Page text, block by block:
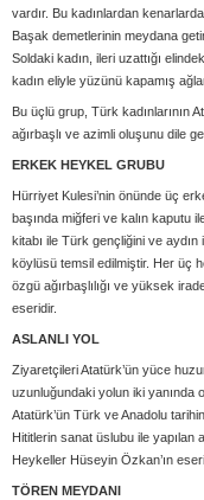
vardır. Bu kadınlardan
Başak demetlerinin meydana
Soldaki kadın, ileri uzattığı
kadın eliyle yüzünü kapamış
Bu üçlü grup, Türk kadınlarının
ağırbaşlı ve azimli oluşunu dile
ERKEK HEYKEL GRUBU
Hürriyet Kulesi’nin önünde üç
başında miğferi ve kalın kaputu
kitabı ile Türk gençliğini ve
köylüsü temsil edilmiştir. Her üç
özgü ağırbaşlılığı ve yüksek
eseridir.
ASLANLI YOL
Ziyaretçileri Atatürk’ün yüce
uzunluğundaki yolun iki yanında
Atatürk’ün Türk ve Anadolu
Hititlerin sanat üslubu ile
Heykeller Hüseyin Özkan’ın
TÖREN MEYDANI